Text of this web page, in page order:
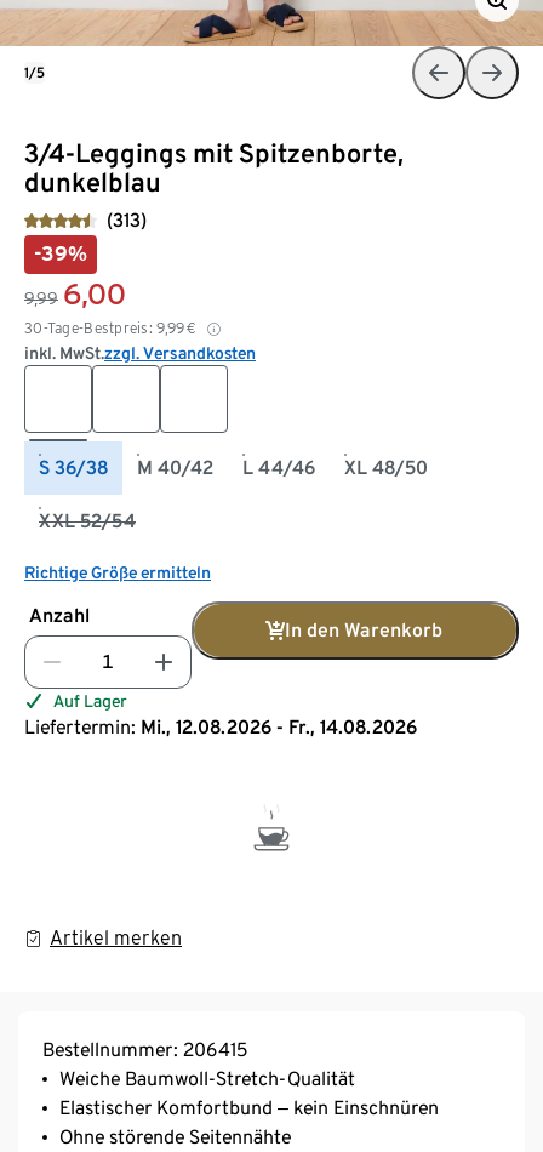
3/4-Leggings mit Spitzenborte,
dunkelblau
(313)
-39%
9,99 6,00
30-Tage-Bestpreis: 9,99€
inkl. MwSt.zzgl. Versandkosten
S 36/38 M 40/42 L 44/46 XL 48/50
XXL 52/54
Richtige Größe ermitteln
Anzahl
In den Warenkorb
Auf Lager
Liefertermin: Mi., 12.08.2026 - Fr., 14.08.2026
Artikel merken
1/5
Bestellnummer: 206415
Weiche Baumwoll-Stretch-Qualität
Elastischer Komfortbund ‒ kein Einschnüren
Ohne störende Seitennähte